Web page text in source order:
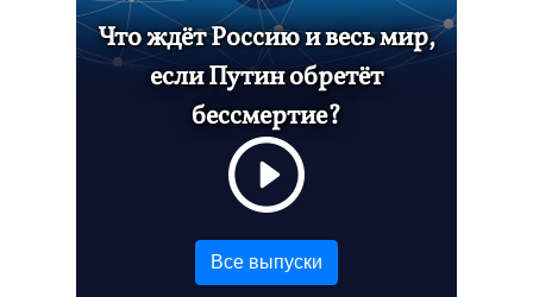
диске ещё очень много места!
Что ждёт Россию и весь мир,
если Путин обретёт
бессмертие?
Все выпуски